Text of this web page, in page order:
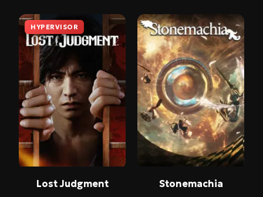
HYPERVISOR
Lost Judgment Stonemachia